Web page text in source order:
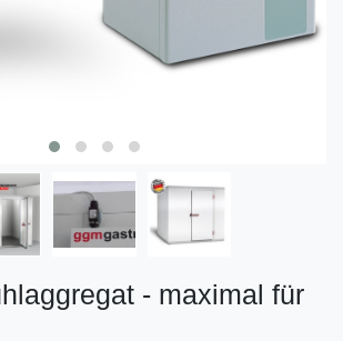
- maximal für